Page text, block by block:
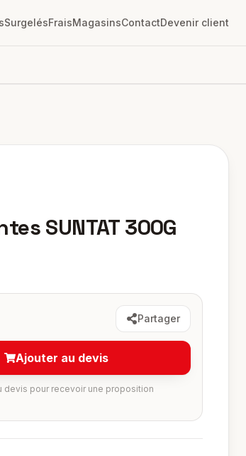
SurgelésFraisMagasinsContactDevenir client
SUNTAT 300G
Partager
Ajouter au devis
devis pour recevoir une proposition